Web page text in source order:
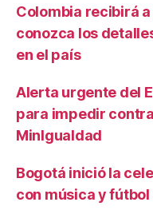
Colombia recibirá
conozca los
en el país
Alerta urgente del
para impedir
MinIgualdad
Bogotá inició la
con música y fútbol